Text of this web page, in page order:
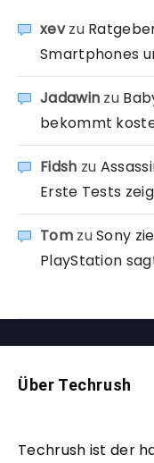
xevzu
Smartphones
Jadawin zu
bekommt
Fidsh zu
Erste Tests
TomzuSony
PlayStation
Über Techrush
Techrush ist der